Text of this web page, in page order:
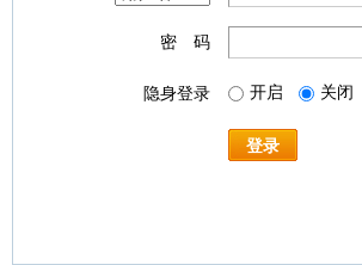
密 码
隐身登录 开启 关闭
登录